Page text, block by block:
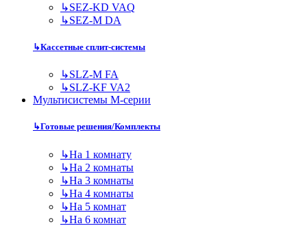
↳SEZ-KD VAQ
↳SEZ-M DA
↳Кассетные сплит-системы
↳SLZ-M FA
↳SLZ-KF VA2
Мультисистемы M-серии
↳Готовые решения/Комплекты
↳На 1 комнату
↳На 2 комнаты
↳На 3 комнаты
↳На 4 комнаты
↳На 5 комнат
↳На 6 комнат